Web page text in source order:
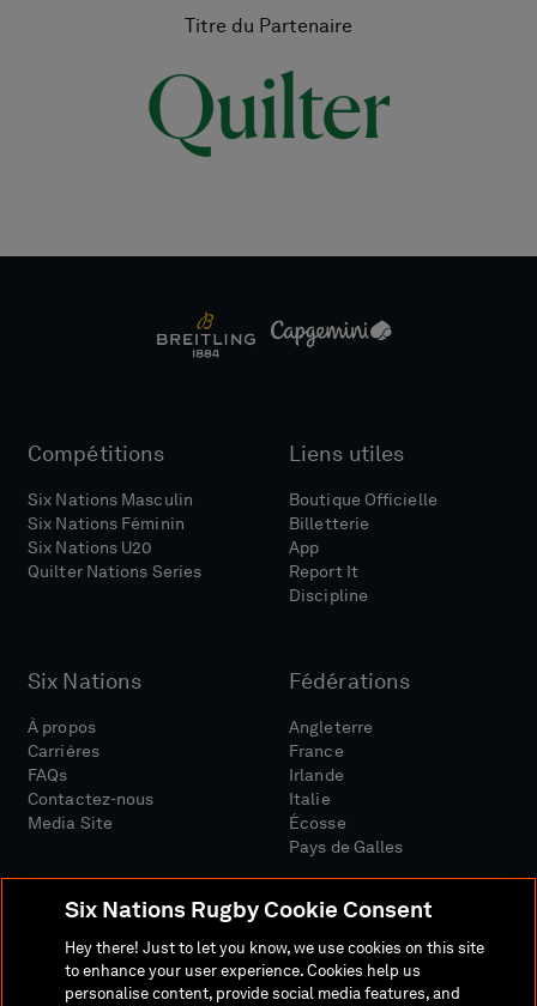
Titre du Partenaire
Compétitions
Six Nations Masculin
Six Nations Féminin
Six Nations U20
Quilter Nations Series
Liens utiles
Boutique Officielle
Billetterie
App
Report It
Discipline
Six Nations
À propos
Carrières
FAQs
Contactez-nous
Media Site
Fédérations
Angleterre
France
Irlande
Italie
Écosse
Pays de Galles
Six Nations Rugby Cookie Consent
Hey there! Just to let you know, we use cookies on this site
to enhance your user experience. Cookies help us
personalise content, provide social media features, and